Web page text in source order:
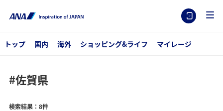
トップ 国内 海外 ショッピング&ライフ マイレージ
#佐賀県
検索結果：8件